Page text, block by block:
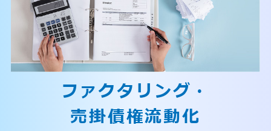
ファクタリング・
売掛債権流動化